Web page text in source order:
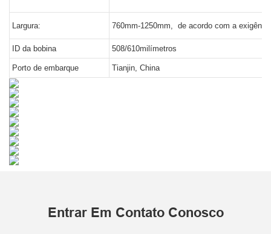
Largura: 760mm-1250mm, de acordo com a
ID da bobina 508/610milímetros
Porto de embarque Tianjin, China
Entrar Em Contato Conosco